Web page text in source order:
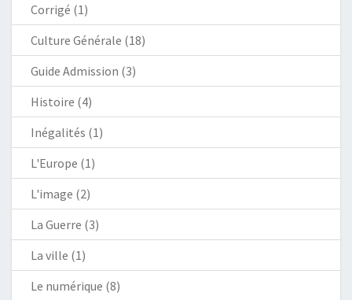
Corrigé (1)
Culture Générale (18)
Guide Admission (3)
Histoire (4)
Inégalités (1)
L'Europe (1)
L'image (2)
La Guerre (3)
La ville (1)
Le numérique (8)